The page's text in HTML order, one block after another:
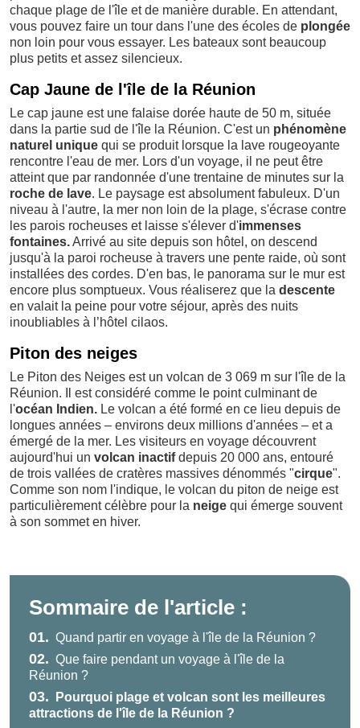
chaque plage de l'île et de manière durable. En attendant,
vous pouvez faire un tour dans l'une des écoles de plongée
non loin pour vous essayer. Les bateaux sont beaucoup
plus petits et assez silencieux.
Cap Jaune de l'île de la Réunion
Le cap jaune est une falaise dorée haute de 50 m, située
dans la partie sud de l'île la Réunion. C'est un phénomène
naturel unique qui se produit lorsque la lave rougeoyante
rencontre l'eau de mer. Lors d'un voyage, il ne peut être
atteint que par randonnée d'une trentaine de minutes sur la
roche de lave. Le paysage est absolument fabuleux. D'un
niveau à l'autre, la mer non loin de la plage, s'écrase contre
les parois rocheuses et laisse s'élever d'immenses
fontaines.Arrivé au site depuis son hôtel, on descend
jusqu'à la paroi rocheuse à travers une pente raide, où sont
installées des cordes. D'en bas, le panorama sur le mur est
encore plus somptueux. Vous réaliserez que la descente
en valait la peine pour votre séjour, après des nuits
inoubliables à l’hôtel cilaos.
Piton des neiges
Le Piton des Neiges est un volcan de 3 069 m sur l'île de la
Réunion. Il est considéré comme le point culminant de
l'océan Indien. Le volcan a été formé en ce lieu depuis de
longues années – environs deux millions d'années – et a
émergé de la mer. Les visiteurs en voyage découvrent
aujourd'hui un volcan inactifdepuis 20 000 ans, entouré
de trois vallées de cratères massives dénommés "cirque".
Comme son nom l'indique, le volcan du piton de neige est
particulièrement célèbre pour la neige qui émerge souvent
à son sommet en hiver.
Sommaire de l'article :
01. Quand partir en voyage à l'île de la Réunion ?
02. Que faire pendant un voyage à l'île de la
Réunion ?
03.
Pourquoi plage et volcan sont les meilleures
attractions de l'île de la Réunion ?